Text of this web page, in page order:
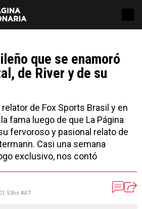
que se enamoró
de River y de su
de Fox Sports Brasil y en
fama luego de que La Página
fervoroso y pasional relato de
Casi una semana
exclusivo, nos contó
ART